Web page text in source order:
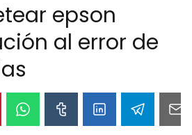
epson
al error de